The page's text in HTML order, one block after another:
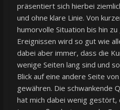
präsentiert sich hierbei
und ohne klare Linie. Von
humorvolle Situation bis hin
Ereignissen wird so gut wie
dabei aber immer, dass die
wenige Seiten lang sind und
Blick auf eine andere Seite von
gewähren. Die schwankende
hat mich dabei wenig